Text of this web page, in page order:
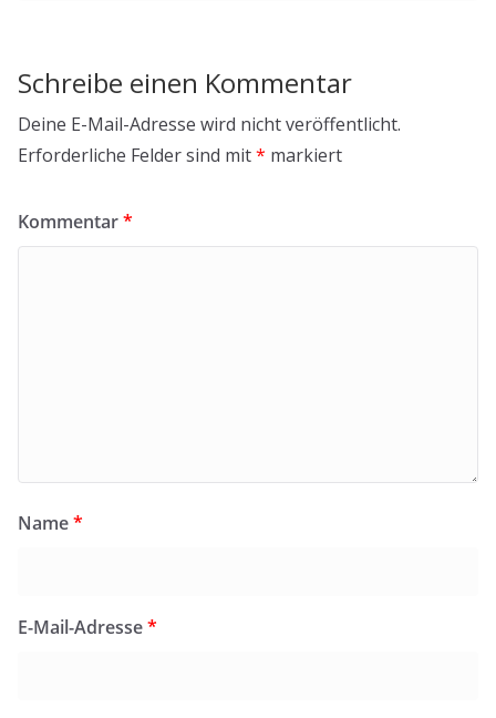
Schreibe einen Kommentar
Deine E-Mail-Adresse wird nicht veröffentlicht.
Erforderliche Felder sind mit* markiert
Kommentar*
Name*
E-Mail-Adresse*